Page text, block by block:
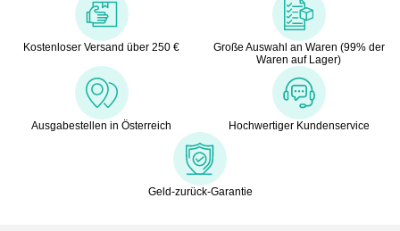
Kostenloser Versand über 250 €
Große Auswahl an Waren (99% der
Waren auf Lager)
Ausgabestellen in Österreich Hochwertiger Kundenservice
Geld-zurück-Garantie